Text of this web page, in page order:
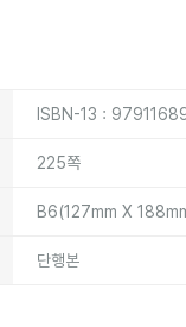
ISBN-13 :
225쪽
B6(127mm X
단행본